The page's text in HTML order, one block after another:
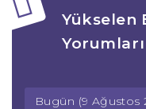
Yükselen
Yorumları
Bugün (9 Ağustos